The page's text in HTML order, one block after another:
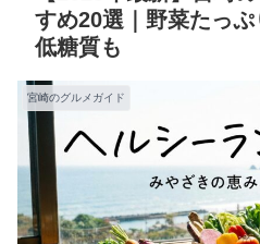
すめ20選｜野菜たっぷ
低糖質も
宮崎のグルメガイド